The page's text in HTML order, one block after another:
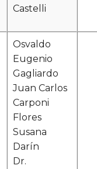
Castelli
Osvaldo
Eugenio
Gagliardo
Juan Carlos
Carponi
Flores
Susana
Darín
Dr.